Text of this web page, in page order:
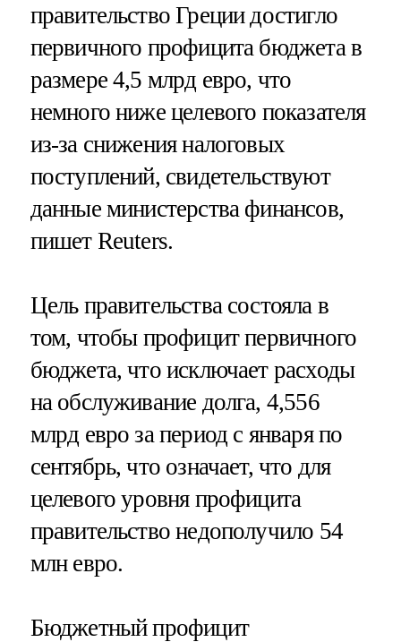
правительство Греции достигло
первичного профицита бюджета в
размере 4,5 млрд евро, что
немного ниже целевого показателя
из-за снижения налоговых
поступлений, свидетельствуют
данные министерства финансов,
пишет Reuters.
Цель правительства состояла в
том, чтобы профицит первичного
бюджета, что исключает расходы
на обслуживание долга, 4,556
млрд евро за период с января по
сентябрь, что означает, что для
целевого уровня профицита
правительство недополучило 54
млн евро.
Бюджетный профицит